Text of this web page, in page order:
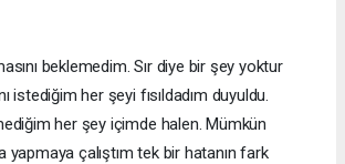
beklemedim. Sır diye bir şey yoktur
istediğim her şeyi fısıldadım duyuldu.
her şey içimde halen. Mümkün
çalıştım tek bir hatanın fark